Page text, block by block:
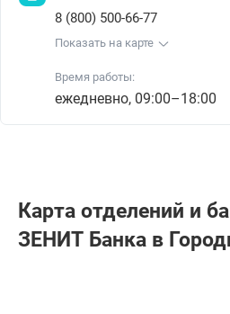
8 (800) 500-66-77
Показать на карте
Время работы:
ежедневно, 09:00–18:00
Карта отделений и
ЗЕНИТ Банкa в